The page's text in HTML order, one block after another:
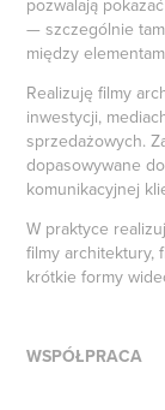
pozwalają
— szczególnie
między
Realizuję filmy
inwestycji,
sprzedażowych.
dopasowywane
komunikacyjnej
W praktyce
filmy architektury,
krótkie formy
WSPÓŁPRACA